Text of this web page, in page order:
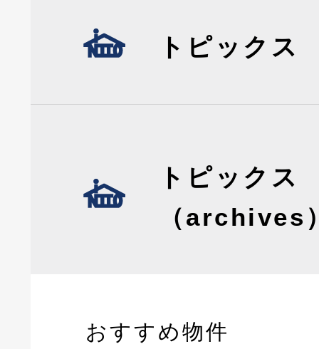
トピックス
トピックス
（archives
おすすめ物件